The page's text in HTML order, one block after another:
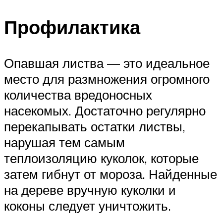
Профилактика
Опавшая листва — это идеальное
место для размножения огромного
количества вредоносных
насекомых. Достаточно регулярно
перекапывать остатки листвы,
нарушая тем самым
теплоизоляцию куколок, которые
затем гибнут от мороза. Найденные
на дереве вручную куколки и
коконы следует уничтожить.